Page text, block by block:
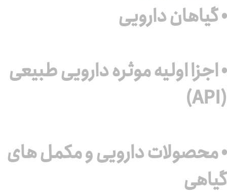
• گیاهان دارویی
• اجزا اولیه موثره دارویی طبیعی
(API)
• محصولات دارویی و مکمل های
گیاهی